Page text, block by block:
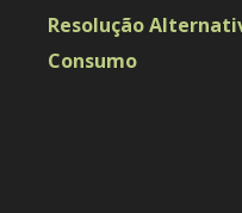
Resolução
Consumo